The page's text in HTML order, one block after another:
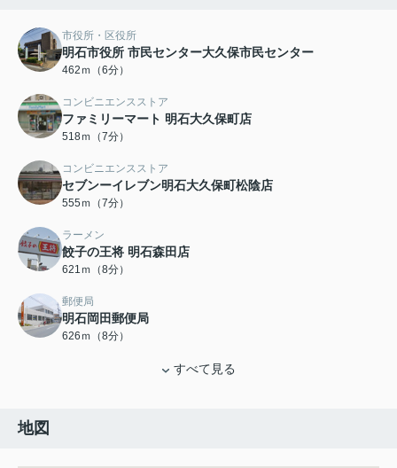
市役所・区役所
明石市役所 市民センター大久保市民センター
462ｍ（6分）
コンビニエンスストア
ファミリーマート 明石大久保町店
518ｍ（7分）
コンビニエンスストア
セブンーイレブン明石大久保町松陰店
555ｍ（7分）
ラーメン
餃子の王将 明石森田店
621ｍ（8分）
郵便局
明石岡田郵便局
626ｍ（8分）
すべて見る
地図